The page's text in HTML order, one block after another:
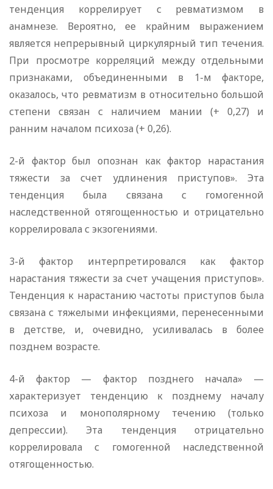
тенденция коррелирует с ревматизмом в
анамнезе. Вероятно, ее крайним выражением
является непрерывный циркулярный тип течения.
При просмотре корреляций между отдельными
признаками, объединенными в 1-м факторе,
оказалось, что ревматизм в относительно большой
степени связан с наличием мании (+ 0,27) и
ранним началом психоза (+ 0,26).
2-й фактор был опознан как фактор нарастания
тяжести за счет удлинения приступов». Эта
тенденция была связана с гомогенной
наследственной отягощенностью и отрицательно
коррелировала с экзогениями.
3-й фактор интерпретировался как фактор
нарастания тяжести за счет учащения приступов».
Тенденция к нарастанию частоты приступов была
связана с тяжелыми инфекциями, перенесенными
в детстве, и, очевидно, усиливалась в более
позднем возрасте.
4-й фактор — фактор позднего начала» —
характеризует тенденцию к позднему началу
психоза и монополярному течению (только
депрессии). Эта тенденция отрицательно
коррелировала с гомогенной наследственной
отягощенностью.